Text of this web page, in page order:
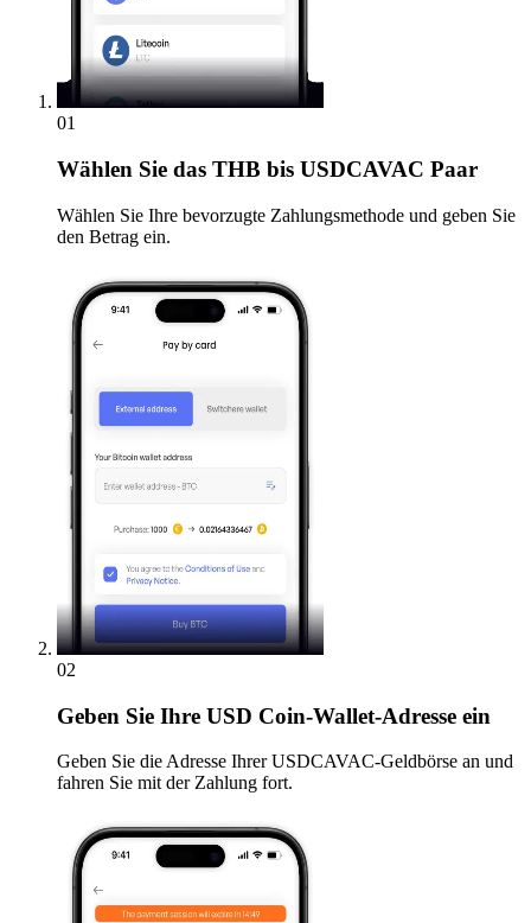
01
Wählen Sie das THB bis USDCAVAC Paar
Wählen Sie Ihre bevorzugte Zahlungsmethode und geben Sie
den Betrag ein.
02
Geben Sie Ihre USD Coin-Wallet-Adresse ein
Geben Sie die Adresse Ihrer USDCAVAC-Geldbörse an und
fahren Sie mit der Zahlung fort.